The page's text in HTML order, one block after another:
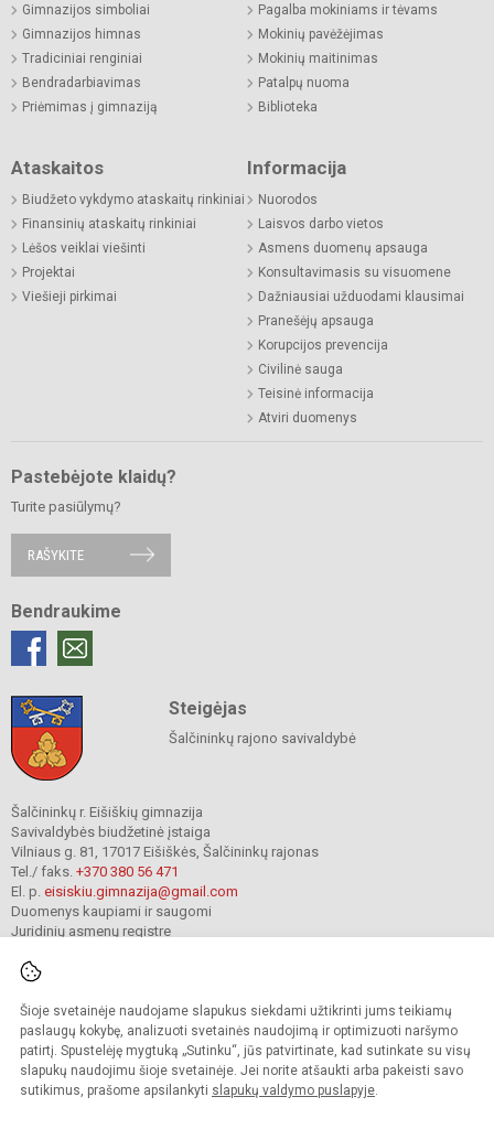
Šioje svetainėje naudojame slapukus siekdami užtikrinti jums teikiamų
paslaugų kokybę, analizuoti svetainės naudojimą ir optimizuoti naršymo
patirtį. Spustelėję mygtuką „Sutinku“, jūs patvirtinate, kad sutinkate su visų
slapukų naudojimu šioje svetainėje. Jei norite atšaukti arba pakeisti savo
sutikimus, prašome apsilankyti slapukų valdymo puslapyje.
Gimnazijos simboliai
Gimnazijos himnas
Tradiciniai renginiai
Bendradarbiavimas
Priėmimas į gimnaziją
Pagalba mokiniams ir tėvams
Mokinių pavėžėjimas
Mokinių maitinimas
Patalpų nuoma
Biblioteka
Ataskaitos
Biudžeto vykdymo ataskaitų rinkiniai
Finansinių ataskaitų rinkiniai
Lėšos veiklai viešinti
Projektai
Viešieji pirkimai
Informacija
Nuorodos
Laisvos darbo vietos
Asmens duomenų apsauga
Konsultavimasis su visuomene
Dažniausiai užduodami klausimai
Pranešėjų apsauga
Korupcijos prevencija
Civilinė sauga
Teisinė informacija
Atviri duomenys
Pastebėjote klaidų?
Turite pasiūlymų?
RAŠYKITE
Bendraukime
Steigėjas
Šalčininkų rajono savivaldybė
Šalčininkų r. Eišiškių gimnazija
Savivaldybės biudžetinė įstaiga
Vilniaus g. 81, 17017 Eišiškės, Šalčininkų rajonas
Tel./ faks. +370 380 56 471
El. p. eisiskiu.gimnazija@gmail.com
Duomenys kaupiami ir saugomi
Juridinių asmenų registre
© 2024. Šalčininkų r. Eišiškių gimnazija. Visos teisės saugomos.
Kopijuoti turinį be raštiško įstaigos administracijos sutikimo griežtai draudžiama.
Prieinamumo paraiška Slapukų valdymas